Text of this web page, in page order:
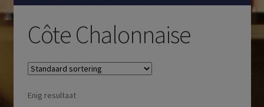
Côte Chalonnaise
Enig resultaat